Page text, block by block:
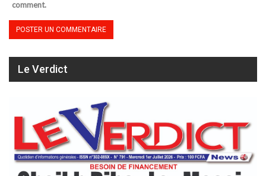
comment.
Le Verdict